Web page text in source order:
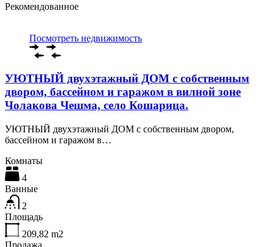
Рекомендованное
Посмотреть недвижимость
УЮТНЫЙ двухэтажный ДОМ с собственным
двором, бассейном и гаражом в вилной зоне
Чолакова Чешма, село Кошарица.
УЮТНЫЙ двухэтажный ДОМ с собственным двором,
бассейном и гаражом в…
Комнаты
4
Ванные
2
Площадь
209,82 m2
Продажа